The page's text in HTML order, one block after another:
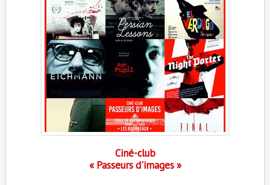
Ciné-club
« Passeurs d'images »